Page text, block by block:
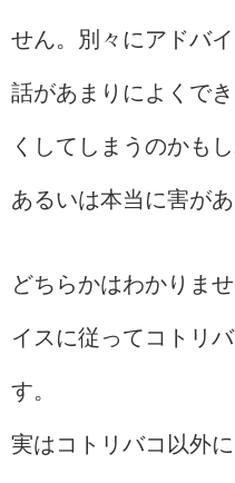
せん。別々にアドバ
話があまりによくで
くしてしまうのかもし
あるいは本当に害が
どちらかはわかりま
イスに従ってコトリ
す。
実はコトリバコ以外